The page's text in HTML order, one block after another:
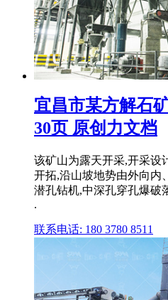
宜昌市某方解石
30页 原创力文档
该矿山为露天开采,开采设
开拓,沿山坡地势由外向内
潜孔钻机,中深孔穿孔爆破
.
联系电话: 180 3780 8511